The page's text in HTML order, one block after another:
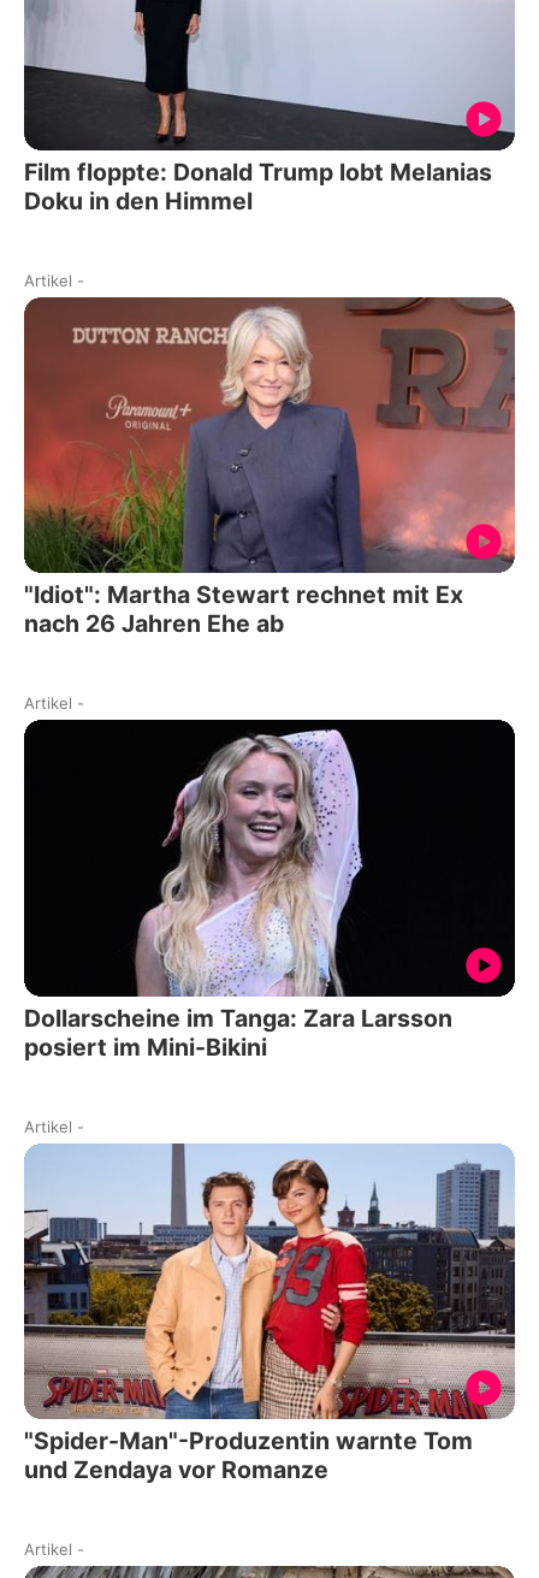
Film floppte: Donald Trump lobt Melanias
Doku in den Himmel
Artikel -
"Idiot": Martha Stewart rechnet mit Ex
nach 26 Jahren Ehe ab
Artikel -
Dollarscheine im Tanga: Zara Larsson
posiert im Mini-Bikini
Artikel -
"Spider-Man"-Produzentin warnte Tom
und Zendaya vor Romanze
Artikel -